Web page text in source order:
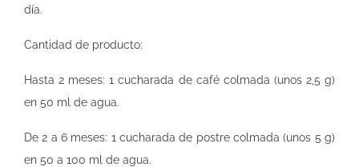
día.
Cantidad de producto:
Hasta 2 meses: 1 cucharada de café colmada (unos 2,5 g)
en 50 ml de agua.
De 2 a 6 meses: 1 cucharada de postre colmada (unos 5 g)
en 50 a 100 ml de agua.